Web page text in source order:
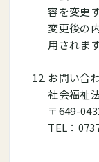
容を変更
変更後の
用されます
お問い合
社会福祉
〒649-
TEL：